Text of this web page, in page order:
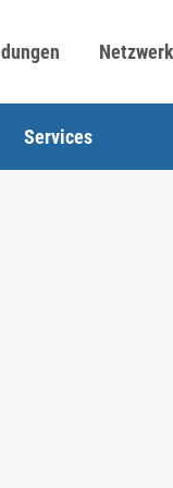
Services